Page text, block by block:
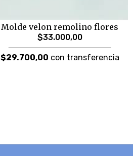
Molde velon remolino flores
$33.000,00
$29.700,00 con transferencia